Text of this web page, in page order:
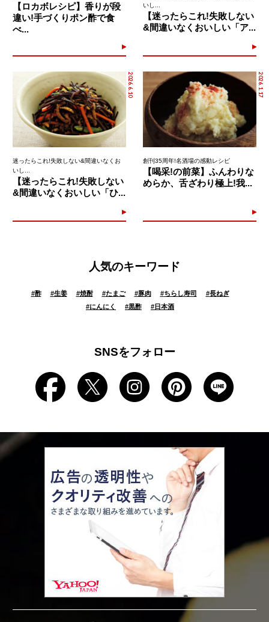
【ロカボレシピ】香りが段
違い!手づくりポン酢で食
べ...
いし...
【迷ったらこれ!失敗しない
&間違いなくおいしい「ア...
2026.6.10
迷ったらこれ!失敗しない&間違いなくお
いし...
【迷ったらこれ!失敗しない
&間違いなくおいしい「ひ...
2026.1.17
創刊35周年!名酒場の感動レシピ
【喝采!の前菜】ふんわりな
めらか、舌ざわり極上!我...
人気のキーワード
#酢 #生姜 #焼酎 #たまご #豚肉 #ちらし寿司 #長ねぎ
#にんにく #黒酢 #日本酒
SNSをフォロー